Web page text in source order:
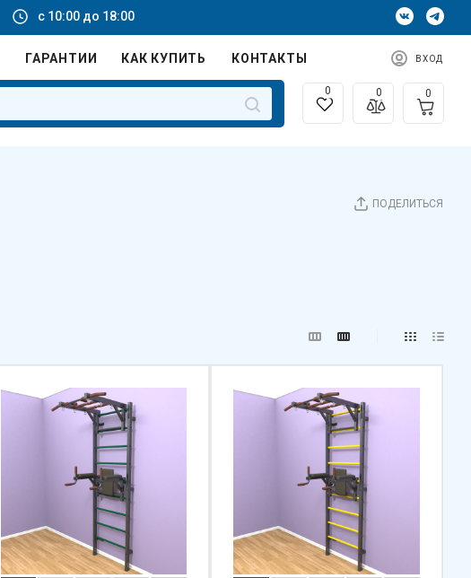
с 10:00 до 18:00
ГАРАНТИИ КАК КУПИТЬ КОНТАКТЫ ВХОД
0 0 0
ПОДЕЛИТЬСЯ